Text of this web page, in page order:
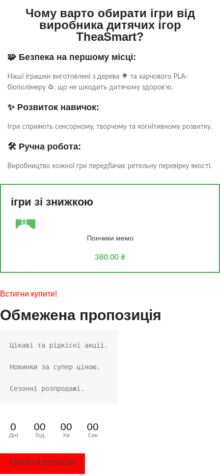
Чому варто обирати ігри від
виробника дитячих ігор
TheaSmart?
🧩 Безпека на першому місці:
Наші іграшки виготовлені з дерева 🌳 та харчового PLA-
біополімеру ♻️, що не шкодить дитячому здоров’ю.
✨ Розвиток навичок:
Ігри сприяють сенсорному, творчому та когнітивному розвитку.
🛠️ Ручна робота:
Виробництво кожної гри передбачає ретельну перевірку якості.
ігри зі знижкою
Пончики мемо
380.00 ₴
Встигни купити!
Обмежена пропозиція
Цікаві та рідкісні акції.
Новинки за супер ціною.
Сезонні розпродажі.
0
Дні
00
Год
00
Хв
00
Сек
ПЕРЕЙТИ ДО АКЦІЙ